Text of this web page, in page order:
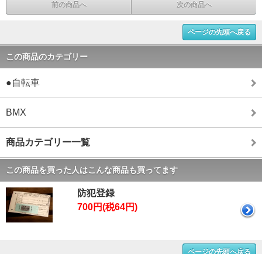
前の商品へ 次の商品へ
ページの先頭へ戻る
この商品のカテゴリー
●自転車
BMX
商品カテゴリー一覧
この商品を買った人はこんな商品も買ってます
防犯登録
700円(税64円)
ページの先頭へ戻る